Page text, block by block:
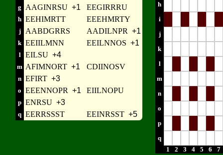
g AAGINRSU +1 EEGIRRRU
h EEHIMRTT EEEHMRTY
j AABDGRRS AADILNPR +1
k EEIILMNN EEILNNOS +1
l EILSU +4
m AFIMNORT +1 CDIINOSV
n EFIRT +3
o EEENNOPR +1 EIILNOPU
p ENRSU +3
q EERRSSST EEINRSST +5
h
i
j
k
l
m
n
o
p
q
1
2 3 4 5 6 7